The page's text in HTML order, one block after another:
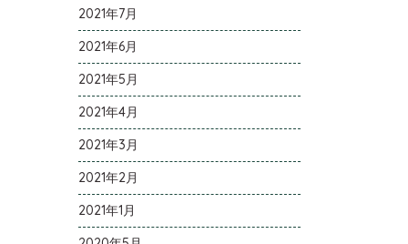
2021年7月
2021年6月
2021年5月
2021年4月
2021年3月
2021年2月
2021年1月